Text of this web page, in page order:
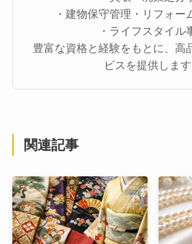
・建物保守管理・リフォー
・ライフスタイル
豊富な資格と経験をもとに、高
ビスを提供します
関連記事